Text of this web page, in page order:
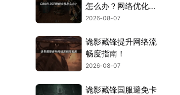
怎么办？网络优化解
决方案！
2026-08-07
诡影藏锋提升网络流
畅度指南！
2026-08-07
诡影藏锋国服避免卡